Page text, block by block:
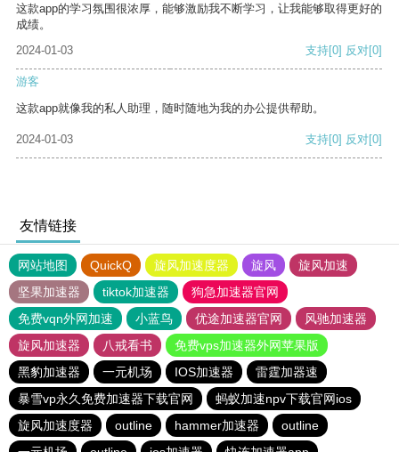
这款app的学习氛围很浓厚，能够激励我不断学习，让我能够取得更好的
成绩。
2024-01-03
支持[0] 反对[0]
游客
这款app就像我的私人助理，随时随地为我的办公提供帮助。
2024-01-03 支持[0] 反对[0]
友情链接
网站地图 QuickQ 旋风加速度器 旋风
旋风加速
坚果加速器
tiktok加速器
狗急加速器官网
免费vqn外网加速
小蓝鸟 优途加速器官网
风驰加速器
旋风加速器
八戒看书
免费vps加速器外网苹果版
黑豹加速器
一元机场 IOS加速器
雷霆加器速
暴雪vp永久免费加速器下载官网
蚂蚁加速npv下载官网ios
旋风加速度器
outline hammer加速器
outline